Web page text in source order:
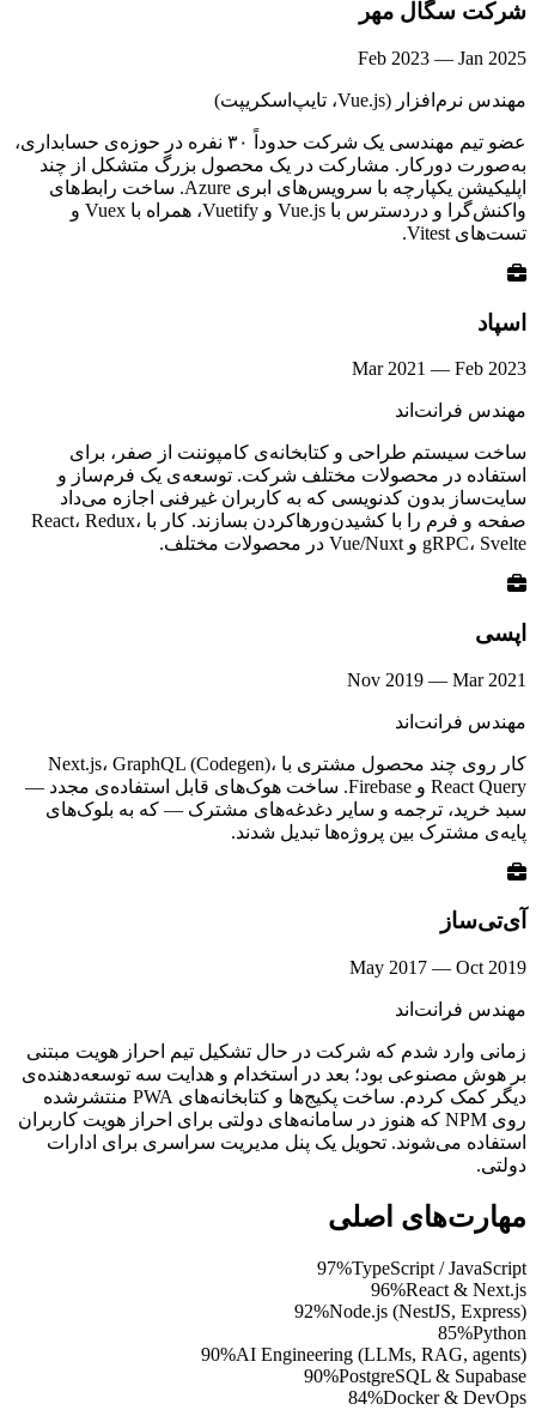
شرکت سگال مهر
Feb 2023 — Jan 2025
مهندس نرم‌افزار (Vue.js، تایپ‌اسکریپت)
عضو تیم مهندسی یک شرکت حدوداً ۳۰ نفره در حوزه‌ی حسابداری،
به‌صورت دورکار. مشارکت در یک محصول بزرگ متشکل از چند
اپلیکیشن یکپارچه با سرویس‌های ابری Azure. ساخت رابط‌های
واکنش‌گرا و در‌دسترس با Vue.js و Vuetify، همراه با Vuex و
تست‌های Vitest.
اسپاد
Mar 2021 — Feb 2023
مهندس فرانت‌اند
ساخت سیستم طراحی و کتابخانه‌ی کامپوننت از صفر، برای
استفاده در محصولات مختلف شرکت. توسعه‌ی یک فرم‌ساز و
سایت‌ساز بدون کدنویسی که به کاربران غیرفنی اجازه می‌داد
صفحه و فرم را با کشیدن‌ورهاکردن بسازند. کار با React، Redux،
gRPC، Svelte و Vue/Nuxt در محصولات مختلف.
اپسی
Nov 2019 — Mar 2021
مهندس فرانت‌اند
کار روی چند محصول مشتری با Next.js، GraphQL (Codegen)،
React Query و Firebase. ساخت هوک‌های قابل استفاده‌ی مجدد —
سبد خرید، ترجمه و سایر دغدغه‌های مشترک — که به بلوک‌های
پایه‌ی مشترک بین پروژه‌ها تبدیل شدند.
آی‌تی‌ساز
May 2017 — Oct 2019
مهندس فرانت‌اند
زمانی وارد شدم که شرکت در حال تشکیل تیم احراز هویت مبتنی
بر هوش مصنوعی بود؛ بعد در استخدام و هدایت سه توسعه‌دهنده‌ی
دیگر کمک کردم. ساخت پکیج‌ها و کتابخانه‌های PWA منتشرشده
روی NPM که هنوز در سامانه‌های دولتی برای احراز هویت کاربران
استفاده می‌شوند. تحویل یک پنل مدیریت سراسری برای ادارات
دولتی.
مهارت‌های اصلی
TypeScript / JavaScript
97%
React & Next.js
96%
Node.js (NestJS, Express)
92%
Python
85%
AI Engineering (LLMs, RAG, agents)
90%
PostgreSQL & Supabase
90%
Docker & DevOps
84%